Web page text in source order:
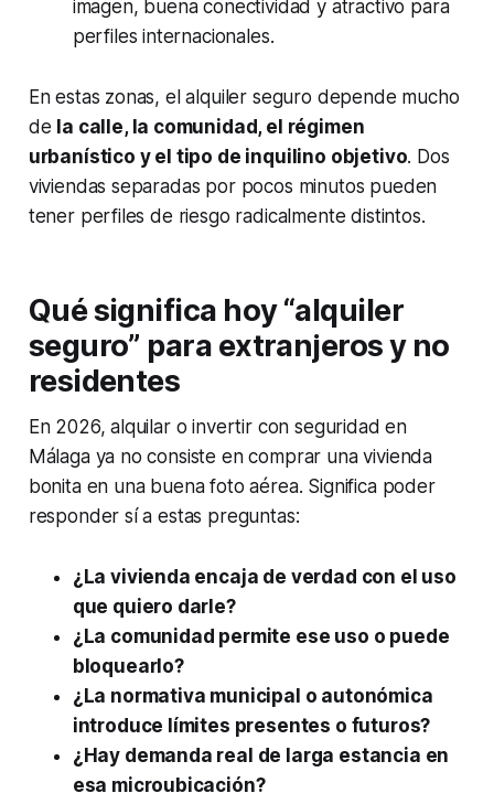
imagen, buena conectividad y atractivo para
perfiles internacionales.
En estas zonas, el alquiler seguro depende mucho
de la calle, la comunidad, el régimen
urbanístico y el tipo de inquilino objetivo. Dos
viviendas separadas por pocos minutos pueden
tener perfiles de riesgo radicalmente distintos.
Qué significa hoy “alquiler
seguro” para extranjeros y no
residentes
En 2026, alquilar o invertir con seguridad en
Málaga ya no consiste en comprar una vivienda
bonita en una buena foto aérea. Significa poder
responder sí a estas preguntas:
¿La vivienda encaja de verdad con el uso
que quiero darle?
¿La comunidad permite ese uso o puede
bloquearlo?
¿La normativa municipal o autonómica
introduce límites presentes o futuros?
¿Hay demanda real de larga estancia en
esa microubicación?